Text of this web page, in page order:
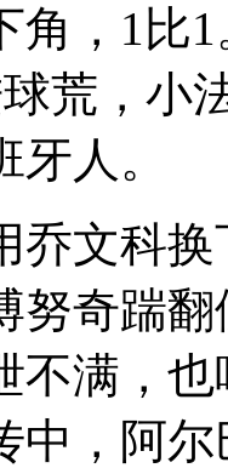
角，1比
荒，小
人。
乔文科
努奇踹
不满，
中，阿